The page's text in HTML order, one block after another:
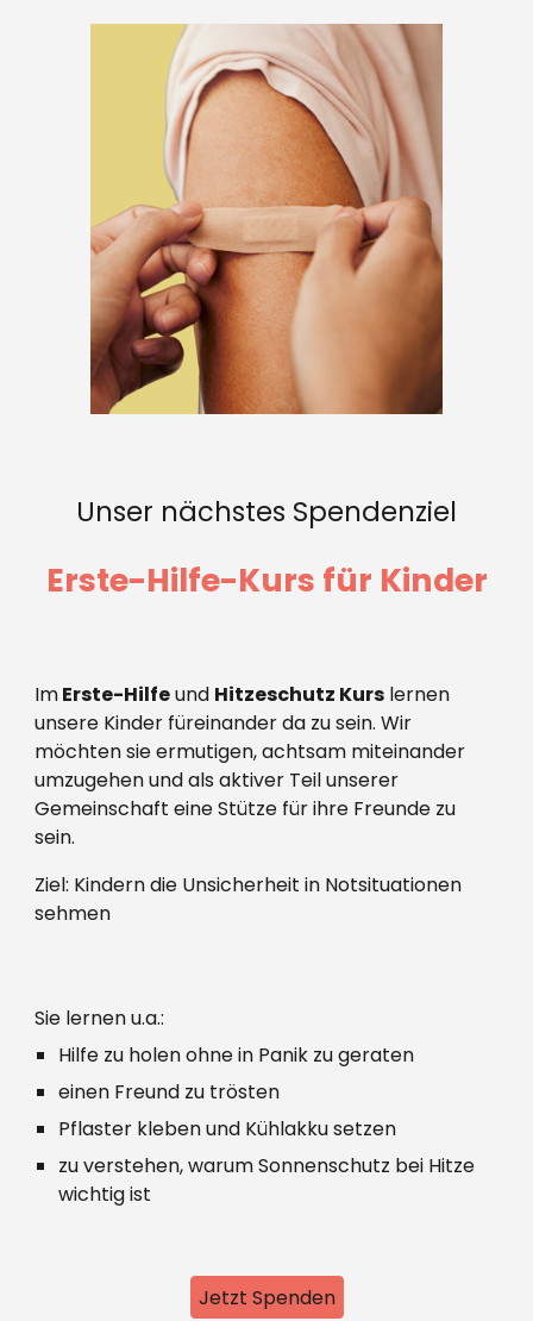
Unser nächstes Spendenziel
Erste-Hilfe-Kurs für Kinder
ImErste-Hilfeund Hitzeschutz Kurs lernen
unsere Kinder füreinander da zu sein.Wir
möchten sie ermutigen, achtsam miteinander
umzugehen und als aktiver Teil unserer
Gemeinschaft eine Stütze für ihre Freunde zu
sein.
Ziel: Kindern die Unsicherheit in Notsituationen
sehmen
Sie lernen u.a.:
Hilfe zu holen ohne in Panik zu geraten
einen Freund zu trösten
Pflaster kleben und Kühlakku setzen
zu verstehen, warum Sonnenschutz bei Hitze
wichtig ist
Jetzt Spenden